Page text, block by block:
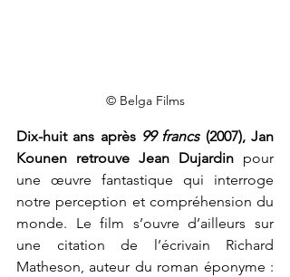
© Belga Films
Dix-huit ans après 99 francs (2007), Jan
Kounen retrouve Jean Dujardin pour
une œuvre fantastique qui interroge
notre perception et compréhension du
monde. Le film s’ouvre d’ailleurs sur
une citation de l’écrivain Richard
Matheson, auteur du roman éponyme :